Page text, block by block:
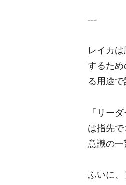
---
レイカ
するた
る用途
「リー
は指先
意識の一
ふいに